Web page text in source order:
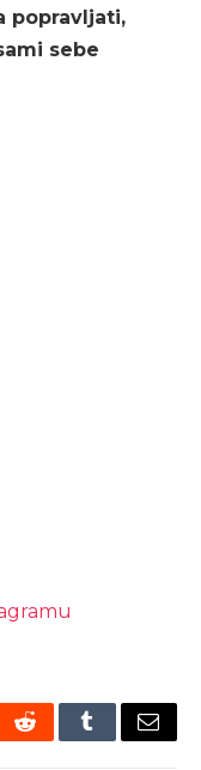
popravljati,
sebe
RedditTumblrEmail